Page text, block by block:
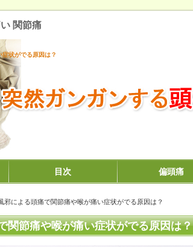
関節痛
状がでる原因は？
邪による頭痛で関節痛や喉が痛い症状がでる原因は？
関節痛や喉が痛い症状がでる原因は？
目次 偏頭痛